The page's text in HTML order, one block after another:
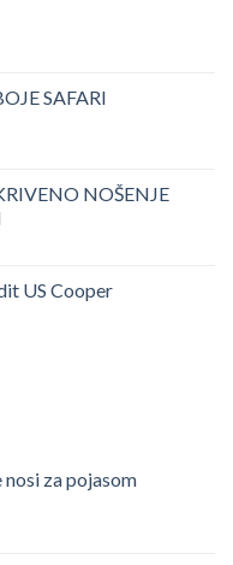
SAFARI
NOŠENJE
US Cooper
za pojasom